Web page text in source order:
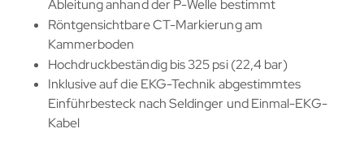
Ableitung anhand der P-Welle bestimmt
Röntgensichtbare CT-Markierung am
Kammerboden
Hochdruckbeständig bis 325 psi (22,4 bar)
Inklusive auf die EKG-Technik abgestimmtes
Einführbesteck nach Seldinger und Einmal-EKG-
Kabel